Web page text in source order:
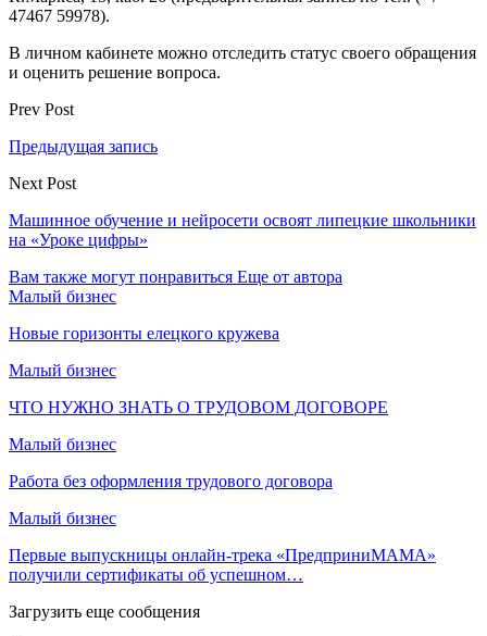
47467 59978).
В личном кабинете можно отследить статус своего обращения
и оценить решение вопроса.
Prev Post
Предыдущая запись
Next Post
Машинное обучение и нейросети освоят липецкие школьники
на «Уроке цифры»
Вам также могут понравиться Еще от автора
Малый бизнес
Новые горизонты елецкого кружева
Малый бизнес
ЧТО НУЖНО ЗНАТЬ О ТРУДОВОМ ДОГОВОРЕ
Малый бизнес
Работа без оформления трудового договора
Малый бизнес
Первые выпускницы онлайн-трека «ПредприниМАМА»
получили сертификаты об успешном…
Загрузить еще сообщения